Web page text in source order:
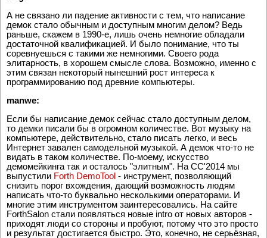
А не связано ли падение активности с тем, что написание
демок стало обычным и доступным многим делом? Ведь
раньше, скажем в 1990-е, лишь очень немногие обладали
достаточной квалификацией. И было понимание, что ты
соревнуешься с такими же немногими. Своего рода
элитарность, в хорошем смысле слова. Возможно, именно с
этим связан некоторый нынешний рост интереса к
программированию под древние компьютеры.
manwe:
Если бы написание демок сейчас стало доступным делом,
то демки писали бы в огромном количестве. Вот музыку на
компьютере, действительно, стало писать легко, и весь
Интернет завален самодельной музыкой. А демок что-то не
видать в таком количестве. По-моему, искусство
демомейкинга так и осталось "элитным". На CC'2014 мы
выпустили Forth DemoTool - инструмент, позволяющий
снизить порог вхождения, дающий возможность людям
написать что-то буквально несколькими операторами. И
многие этим инструментом заинтересовались. На сайте
ForthSalon стали появляться новые intro от новых авторов -
приходят люди со стороны и пробуют, потому что это просто
и результат достигается быстро. Это, конечно, не серьёзная,